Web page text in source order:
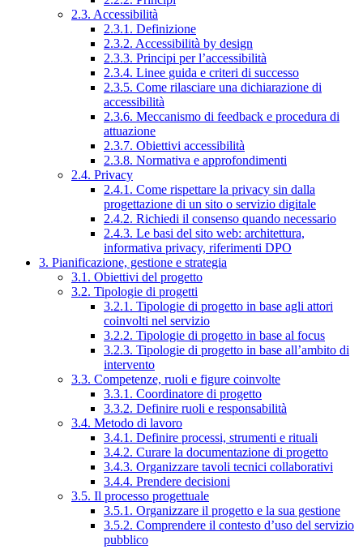
2.3. Accessibilità
2.3.1. Definizione
2.3.2. Accessibilità by design
2.3.3. Principi per l’accessibilità
2.3.4. Linee guida e criteri di successo
2.3.5. Come rilasciare una dichiarazione di
accessibilità
2.3.6. Meccanismo di feedback e procedura di
attuazione
2.3.7. Obiettivi accessibilità
2.3.8. Normativa e approfondimenti
2.4. Privacy
2.4.1. Come rispettare la privacy sin dalla
progettazione di un sito o servizio digitale
2.4.2. Richiedi il consenso quando necessario
2.4.3. Le basi del sito web: architettura,
informativa privacy, riferimenti DPO
3. Pianificazione, gestione e strategia
3.1. Obiettivi del progetto
3.2. Tipologie di progetti
3.2.1. Tipologie di progetto in base agli attori
coinvolti nel servizio
3.2.2. Tipologie di progetto in base al focus
3.2.3. Tipologie di progetto in base all’ambito di
intervento
3.3. Competenze, ruoli e figure coinvolte
3.3.1. Coordinatore di progetto
3.3.2. Definire ruoli e responsabilità
3.4. Metodo di lavoro
3.4.1. Definire processi, strumenti e rituali
3.4.2. Curare la documentazione di progetto
3.4.3. Organizzare tavoli tecnici collaborativi
3.4.4. Prendere decisioni
3.5. Il processo progettuale
3.5.1. Organizzare il progetto e la sua gestione
3.5.2. Comprendere il contesto d’uso del servizio
pubblico